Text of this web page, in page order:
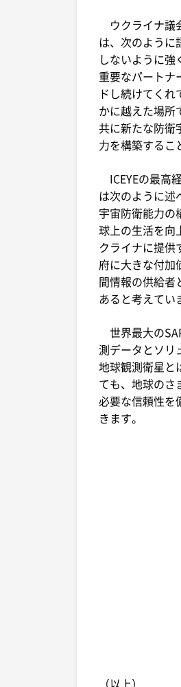
ウクライナ議
は、次のように
しないように強
重要なパートナ
ドし続けてく
かに越えた場所
共に新たな防衛
力を構築するこ
ICEYEの最高
は次のように述
宇宙防衛能力の
球上の生活を向
クライナに提供
府に大きな付加
間情報の供給者
あると考えてい
世界最大の
測データとソリ
地球観測衛星と
ても、地球のさ
必要な信頼性を
きます。
（以上）